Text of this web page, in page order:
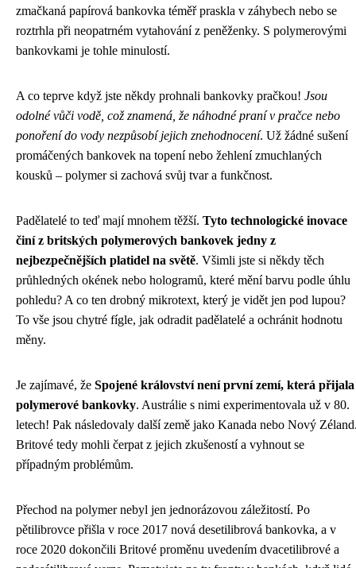
zmačkaná papírová bankovka téměř praskla v záhybech nebo se
roztrhla při neopatrném vytahování z peněženky. S polymerovými
bankovkami je tohle minulostí.
A co teprve když jste někdy prohnali bankovky pračkou! Jsou
odolné vůči vodě, což znamená, že náhodné praní v pračce nebo
ponoření do vody nezpůsobí jejich znehodnocení. Už žádné sušení
promáčených bankovek na topení nebo žehlení zmuchlaných
kousků – polymer si zachová svůj tvar a funkčnost.
Padělatelé to teď mají mnohem těžší. Tyto technologické inovace
činí z britských polymerových bankovek jedny z
nejbezpečnějších platidel na světě. Všimli jste si někdy těch
průhledných okének nebo hologramů, které mění barvu podle úhlu
pohledu? A co ten drobný mikrotext, který je vidět jen pod lupou?
To vše jsou chytré fígle, jak odradit padělatelé a ochránit hodnotu
měny.
Je zajímavé, že Spojené království není první zemí, která přijala
polymerové bankovky. Austrálie s nimi experimentovala už v 80.
letech! Pak následovaly další země jako Kanada nebo Nový
Britové tedy mohli čerpat z jejich zkušeností a vyhnout se
případným problémům.
Přechod na polymer nebyl jen jednorázovou záležitostí. Po
pětilibrovce přišla v roce 2017 nová desetilibrová bankovka, a v
roce 2020 dokončili Britové proměnu uvedením dvacetilibrové a